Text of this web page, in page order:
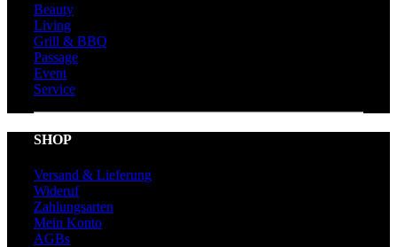
Beauty
Living
Grill & BBQ
Passage
Event
Service
SHOP
Versand & Lieferung
Wideruf
Zahlungsarten
Mein Konto
AGBs